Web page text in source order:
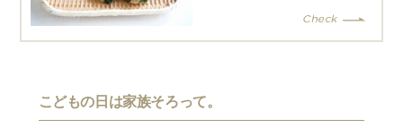
こどもの日は家族そろって。